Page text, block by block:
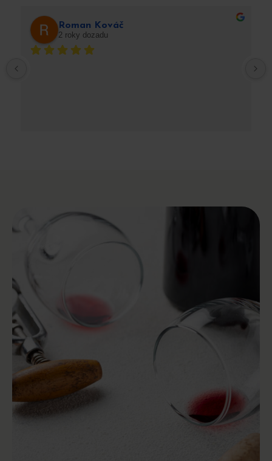
Roman Kováč
2 roky dozadu